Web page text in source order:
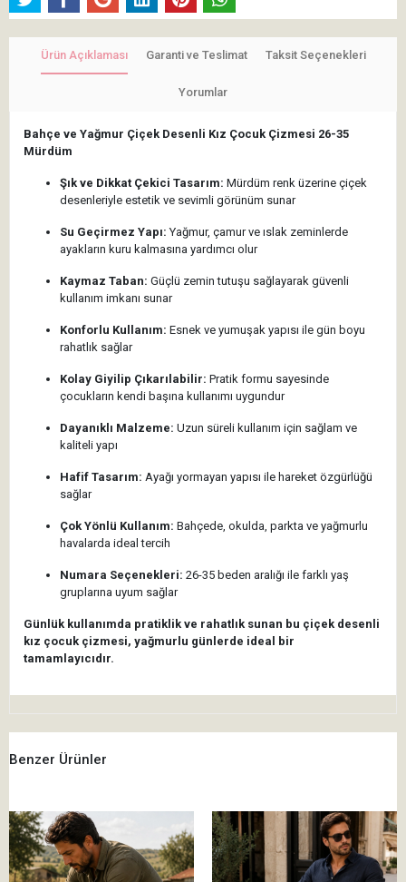
Ürün Açıklaması Garanti ve Teslimat Taksit Seçenekleri
Yorumlar
Bahçe ve Yağmur Çiçek Desenli Kız Çocuk Çizmesi 26-35
Mürdüm
Şık ve Dikkat Çekici Tasarım: Mürdüm renk üzerine çiçek
desenleriyle estetik ve sevimli görünüm sunar
Su Geçirmez Yapı: Yağmur, çamur ve ıslak zeminlerde
ayakların kuru kalmasına yardımcı olur
Kaymaz Taban: Güçlü zemin tutuşu sağlayarak güvenli
kullanım imkanı sunar
Konforlu Kullanım: Esnek ve yumuşak yapısı ile gün boyu
rahatlık sağlar
Kolay Giyilip Çıkarılabilir: Pratik formu sayesinde
çocukların kendi başına kullanımı uygundur
Dayanıklı Malzeme: Uzun süreli kullanım için sağlam ve
kaliteli yapı
Hafif Tasarım: Ayağı yormayan yapısı ile hareket özgürlüğü
sağlar
Çok Yönlü Kullanım: Bahçede, okulda, parkta ve yağmurlu
havalarda ideal tercih
Numara Seçenekleri: 26-35 beden aralığı ile farklı yaş
gruplarına uyum sağlar
Günlük kullanımda pratiklik ve rahatlık sunan bu çiçek desenli
kız çocuk çizmesi, yağmurlu günlerde ideal bir
tamamlayıcıdır.
Benzer Ürünler